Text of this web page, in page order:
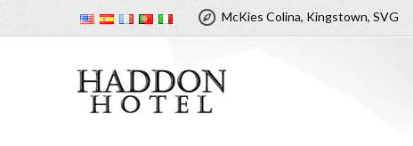
McKies Colina, Kingstown, SVG